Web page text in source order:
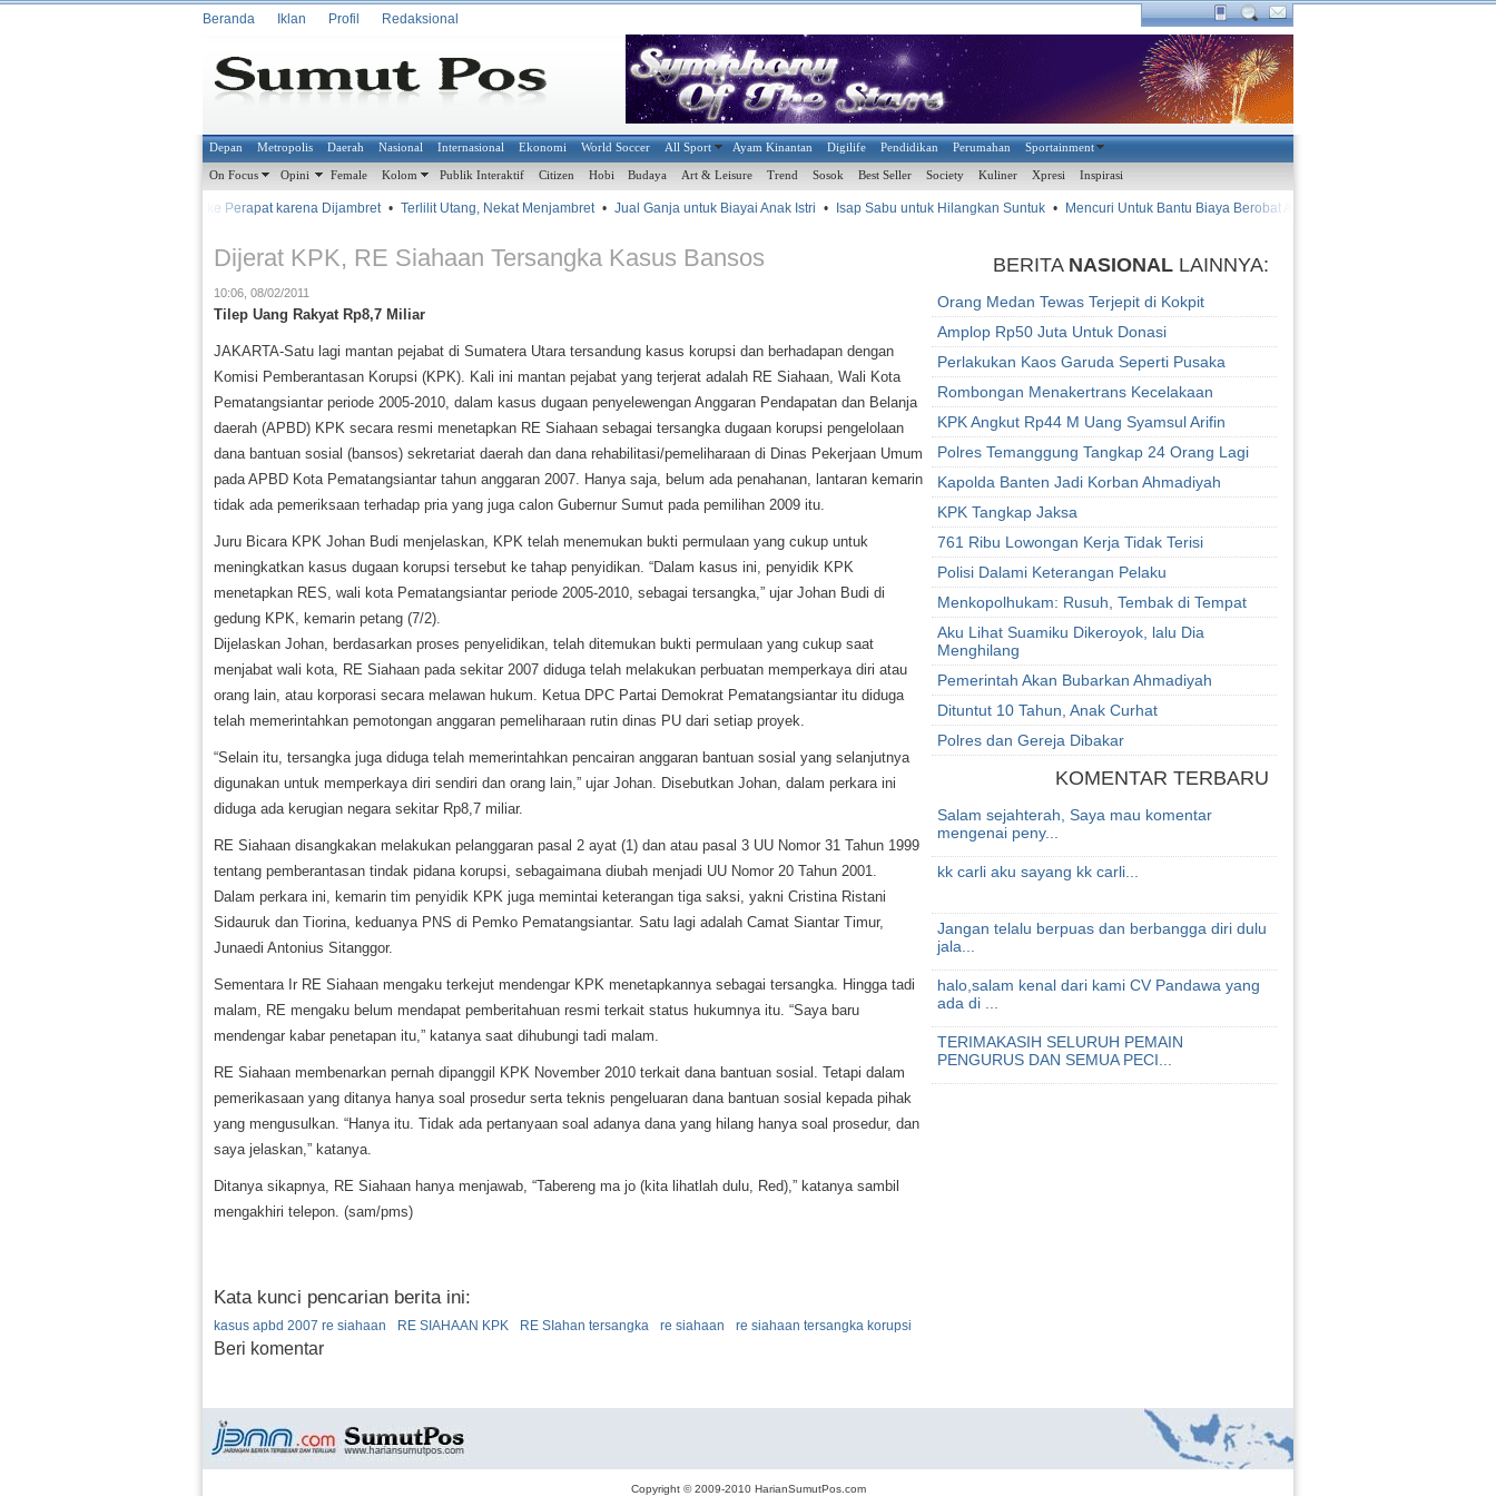
Beranda Iklan Profil Redaksional
Depan Metropolis Daerah Nasional Internasional Ekonomi World Soccer All Sport Ayam Kinantan Digilife Pendidikan Perumahan Sportainment
On Focus Opini Female Kolom Publik Interaktif Citizen Hobi Budaya Art & Leisure Trend Sosok Best Seller Society Kuliner Xpresi Inspirasi
Batal ke Perapat karena Dijambret • Terlilit Utang, Nekat Menjambret • Jual Ganja untuk Biayai Anak Istri • Isap Sabu untuk Hilangkan Suntuk • Mencuri Untuk Bantu Biaya Berobat Abang
Dijerat KPK, RE Siahaan Tersangka Kasus Bansos
10:06, 08/02/2011
Tilep Uang Rakyat Rp8,7 Miliar
JAKARTA-Satu lagi mantan pejabat di Sumatera Utara tersandung kasus korupsi dan berhadapan dengan
Komisi Pemberantasan Korupsi (KPK). Kali ini mantan pejabat yang terjerat adalah RE Siahaan, Wali Kota
Pematangsiantar periode 2005-2010, dalam kasus dugaan penyelewengan Anggaran Pendapatan dan Belanja
daerah (APBD) KPK secara resmi menetapkan RE Siahaan sebagai tersangka dugaan korupsi pengelolaan
dana bantuan sosial (bansos) sekretariat daerah dan dana rehabilitasi/pemeliharaan di Dinas Pekerjaan Umum
pada APBD Kota Pematangsiantar tahun anggaran 2007. Hanya saja, belum ada penahanan, lantaran kemarin
tidak ada pemeriksaan terhadap pria yang juga calon Gubernur Sumut pada pemilihan 2009 itu.
Juru Bicara KPK Johan Budi menjelaskan, KPK telah menemukan bukti permulaan yang cukup untuk
meningkatkan kasus dugaan korupsi tersebut ke tahap penyidikan. “Dalam kasus ini, penyidik KPK
menetapkan RES, wali kota Pematangsiantar periode 2005-2010, sebagai tersangka,” ujar Johan Budi di
gedung KPK, kemarin petang (7/2).
Dijelaskan Johan, berdasarkan proses penyelidikan, telah ditemukan bukti permulaan yang cukup saat
menjabat wali kota, RE Siahaan pada sekitar 2007 diduga telah melakukan perbuatan memperkaya diri atau
orang lain, atau korporasi secara melawan hukum. Ketua DPC Partai Demokrat Pematangsiantar itu diduga
telah memerintahkan pemotongan anggaran pemeliharaan rutin dinas PU dari setiap proyek.
“Selain itu, tersangka juga diduga telah memerintahkan pencairan anggaran bantuan sosial yang selanjutnya
digunakan untuk memperkaya diri sendiri dan orang lain,” ujar Johan. Disebutkan Johan, dalam perkara ini
diduga ada kerugian negara sekitar Rp8,7 miliar.
RE Siahaan disangkakan melakukan pelanggaran pasal 2 ayat (1) dan atau pasal 3 UU Nomor 31 Tahun 1999
tentang pemberantasan tindak pidana korupsi, sebagaimana diubah menjadi UU Nomor 20 Tahun 2001.
Dalam perkara ini, kemarin tim penyidik KPK juga memintai keterangan tiga saksi, yakni Cristina Ristani
Sidauruk dan Tiorina, keduanya PNS di Pemko Pematangsiantar. Satu lagi adalah Camat Siantar Timur,
Junaedi Antonius Sitanggor.
Sementara Ir RE Siahaan mengaku terkejut mendengar KPK menetapkannya sebagai tersangka. Hingga tadi
malam, RE mengaku belum mendapat pemberitahuan resmi terkait status hukumnya itu. “Saya baru
mendengar kabar penetapan itu,” katanya saat dihubungi tadi malam.
RE Siahaan membenarkan pernah dipanggil KPK November 2010 terkait dana bantuan sosial. Tetapi dalam
pemerikasaan yang ditanya hanya soal prosedur serta teknis pengeluaran dana bantuan sosial kepada pihak
yang mengusulkan. “Hanya itu. Tidak ada pertanyaan soal adanya dana yang hilang hanya soal prosedur, dan
saya jelaskan,” katanya.
Ditanya sikapnya, RE Siahaan hanya menjawab, “Tabereng ma jo (kita lihatlah dulu, Red),” katanya sambil
mengakhiri telepon. (sam/pms)
Kata kunci pencarian berita ini:
kasus apbd 2007 re siahaan RE SIAHAAN KPK RE SIahan tersangka re siahaan re siahaan tersangka korupsi
Beri komentar
BERITA NASIONAL LAINNYA:
Orang Medan Tewas Terjepit di Kokpit
Amplop Rp50 Juta Untuk Donasi
Perlakukan Kaos Garuda Seperti Pusaka
Rombongan Menakertrans Kecelakaan
KPK Angkut Rp44 M Uang Syamsul Arifin
Polres Temanggung Tangkap 24 Orang Lagi
Kapolda Banten Jadi Korban Ahmadiyah
KPK Tangkap Jaksa
761 Ribu Lowongan Kerja Tidak Terisi
Polisi Dalami Keterangan Pelaku
Menkopolhukam: Rusuh, Tembak di Tempat
Aku Lihat Suamiku Dikeroyok, lalu Dia
Menghilang
Pemerintah Akan Bubarkan Ahmadiyah
Dituntut 10 Tahun, Anak Curhat
Polres dan Gereja Dibakar
KOMENTAR TERBARU
Salam sejahterah, Saya mau komentar
mengenai peny...
kk carli aku sayang kk carli...
Jangan telalu berpuas dan berbangga diri dulu
jala...
halo,salam kenal dari kami CV Pandawa yang
ada di ...
TERIMAKASIH SELURUH PEMAIN
PENGURUS DAN SEMUA PECI...
Copyright © 2009-2010 HarianSumutPos.com